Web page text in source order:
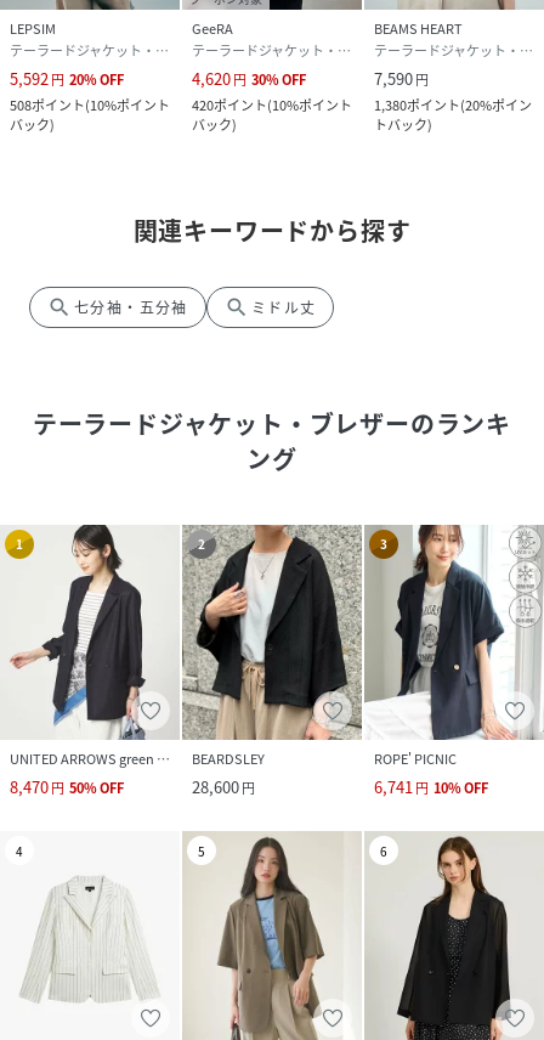
LEPSIM
テーラードジャケット・ブレザー
5,592 円 20%OFF
508ポイント(10%ポイント
バック)
GeeRA
テーラードジャケット・ブレザー
4,620円 30%OFF
420ポイント(10%ポイント
バック)
BEAMS HEART
テーラードジャケット・ブレザー
7,590円
1,380ポイント(20%ポイン
トバック)
関連キーワードから探す
search 七分袖・五分袖 search ミドル丈
テーラードジャケット・ブレザーのランキ
ング
1
UNITED ARROWS green label relaxing
8,470円 50%OFF
2
BEARDSLEY
28,600円
3
ROPE' PICNIC
6,741円 10%OFF
4 5 6